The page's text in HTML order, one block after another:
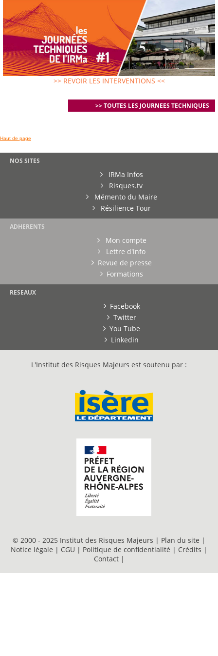
>> REVOIR LES INTERVENTIONS <<
>> TOUTES LES JOURNEES TECHNIQUES
Haut de page
NOS SITES
IRMa Infos
Risques.tv
Mémento du Maire
Résilience Tour
ADHERENTS
Mon compte
Lettre d'info
Revue de presse
Formations
RESEAUX
Facebook
Twitter
You Tube
Linkedin
L'Institut des Risques Majeurs est soutenu par :
© 2000 - 2025 Institut des Risques Majeurs | Plan du site |
Notice légale | CGU | Politique de confidentialité | Crédits |
Contact |